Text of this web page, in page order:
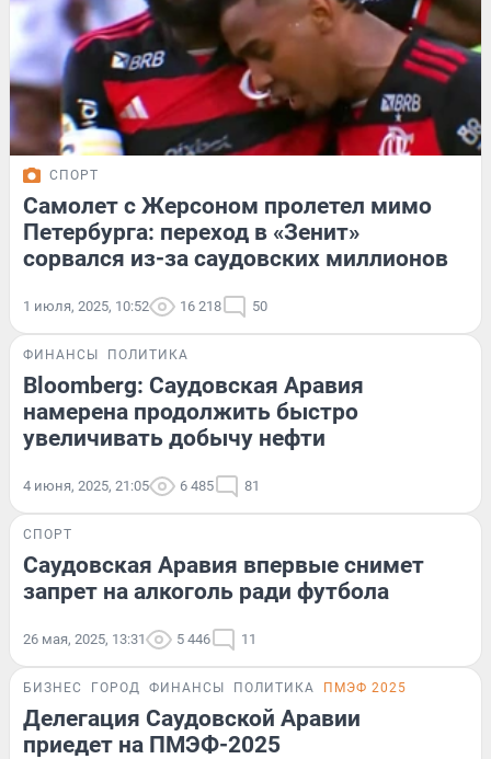
СПОРТ
Самолет с Жерсоном пролетел мимо
Петербурга: переход в «Зенит»
сорвался из-за саудовских миллионов
1 июля, 2025, 10:52 16 218 50
ФИНАНСЫ ПОЛИТИКА
Bloomberg: Саудовская Аравия
намерена продолжить быстро
увеличивать добычу нефти
4 июня, 2025, 21:05 6 485 81
СПОРТ
Саудовская Аравия впервые снимет
запрет на алкоголь ради футбола
26 мая, 2025, 13:31 5 446 11
БИЗНЕС ГОРОД ФИНАНСЫ ПОЛИТИКА ПМЭФ 2025
Делегация Саудовской Аравии
приедет на ПМЭФ-2025